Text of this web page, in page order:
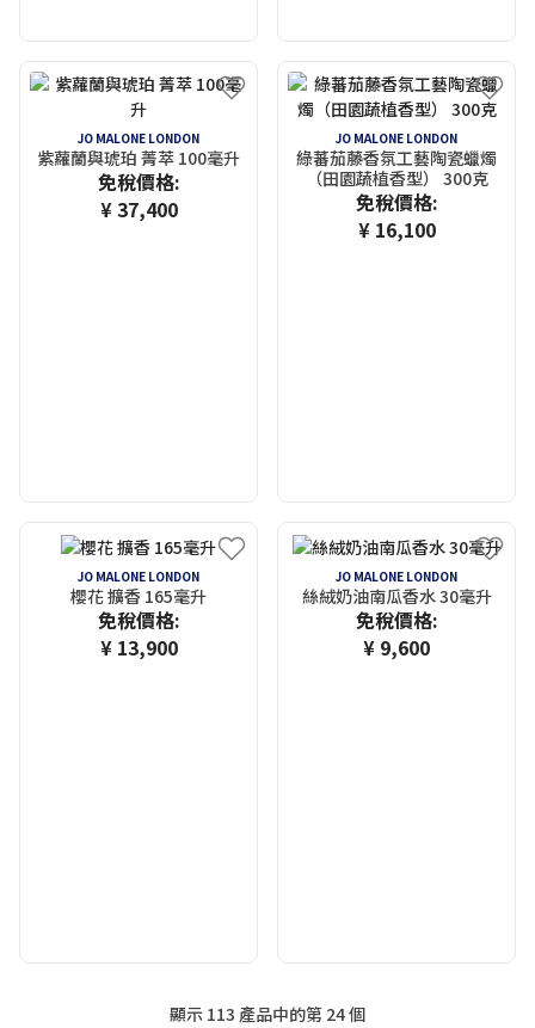
JO MALONE LONDON
紫蘿蘭與琥珀 菁萃 100毫升
免稅價格:
¥ 37,400
JO MALONE LONDON
綠蕃茄藤香氛工藝陶瓷蠟燭
（田園蔬植香型） 300克
免稅價格:
¥ 16,100
JO MALONE LONDON
櫻花 擴香 165毫升
免稅價格:
¥ 13,900
JO MALONE LONDON
絲絨奶油南瓜香水 30毫升
免稅價格:
¥ 9,600
顯示 113 產品中的第 24個